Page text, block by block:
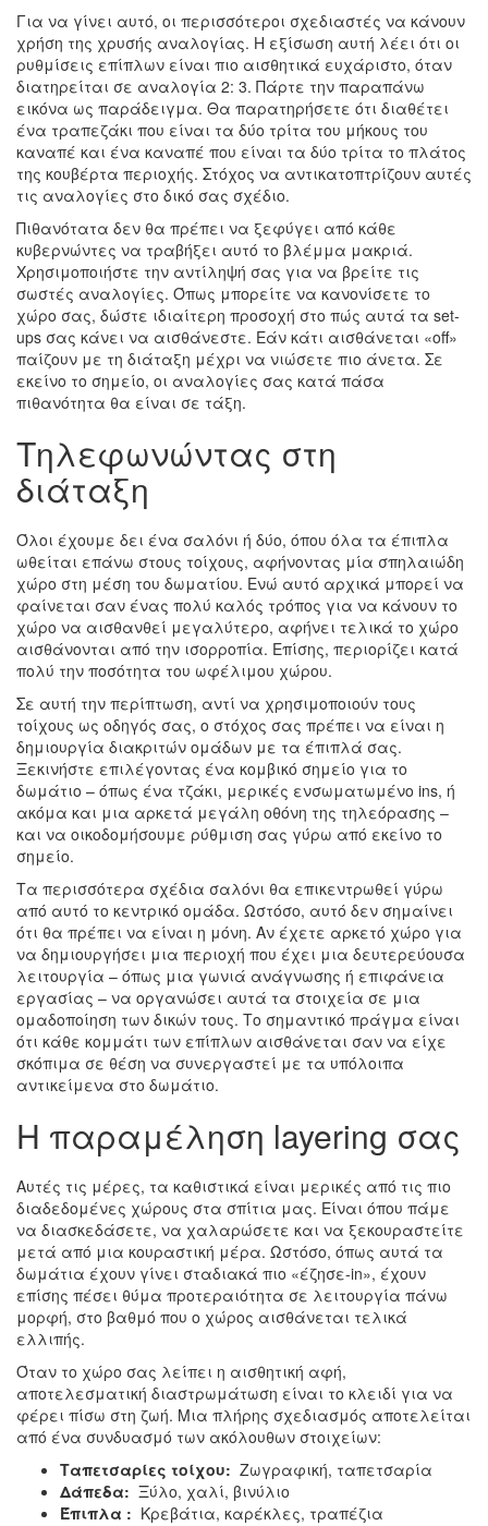
Για να γίνει αυτό, οι περισσότεροι σχεδιαστές να κάνουν
χρήση της χρυσής αναλογίας. Η εξίσωση αυτή λέει ότι οι
ρυθμίσεις επίπλων είναι πιο αισθητικά ευχάριστο, όταν
διατηρείται σε αναλογία 2: 3. Πάρτε την παραπάνω
εικόνα ως παράδειγμα. Θα παρατηρήσετε ότι διαθέτει
ένα τραπεζάκι που είναι τα δύο τρίτα του μήκους του
καναπέ και ένα καναπέ που είναι τα δύο τρίτα το πλάτος
της κουβέρτα περιοχής. Στόχος να αντικατοπτρίζουν αυτές
τις αναλογίες στο δικό σας σχέδιο.
Πιθανότατα δεν θα πρέπει να ξεφύγει από κάθε
κυβερνώντες να τραβήξει αυτό το βλέμμα μακριά.
Χρησιμοποιήστε την αντίληψή σας για να βρείτε τις
σωστές αναλογίες. Όπως μπορείτε να κανονίσετε το
χώρο σας, δώστε ιδιαίτερη προσοχή στο πώς αυτά τα set-
ups σας κάνει να αισθάνεστε. Εάν κάτι αισθάνεται «off»
παίζουν με τη διάταξη μέχρι να νιώσετε πιο άνετα. Σε
εκείνο το σημείο, οι αναλογίες σας κατά πάσα
πιθανότητα θα είναι σε τάξη.
Τηλεφωνώντας στη
διάταξη
Όλοι έχουμε δει ένα σαλόνι ή δύο, όπου όλα τα έπιπλα
ωθείται επάνω στους τοίχους, αφήνοντας μία σπηλαιώδη
χώρο στη μέση του δωματίου. Ενώ αυτό αρχικά μπορεί να
φαίνεται σαν ένας πολύ καλός τρόπος για να κάνουν το
χώρο να αισθανθεί μεγαλύτερο, αφήνει τελικά το χώρο
αισθάνονται από την ισορροπία. Επίσης, περιορίζει κατά
πολύ την ποσότητα του ωφέλιμου χώρου.
Σε αυτή την περίπτωση, αντί να χρησιμοποιούν τους
τοίχους ως οδηγός σας, ο στόχος σας πρέπει να είναι η
δημιουργία διακριτών ομάδων με τα έπιπλά σας.
Ξεκινήστε επιλέγοντας ένα κομβικό σημείο για το
δωμάτιο – όπως ένα τζάκι, μερικές ενσωματωμένο ins, ή
ακόμα και μια αρκετά μεγάλη οθόνη της τηλεόρασης –
και να οικοδομήσουμε ρύθμιση σας γύρω από εκείνο το
σημείο.
Τα περισσότερα σχέδια σαλόνι θα επικεντρωθεί γύρω
από αυτό το κεντρικό ομάδα. Ωστόσο, αυτό δεν σημαίνει
ότι θα πρέπει να είναι η μόνη. Αν έχετε αρκετό χώρο για
να δημιουργήσει μια περιοχή που έχει μια δευτερεύουσα
λειτουργία – όπως μια γωνιά ανάγνωσης ή επιφάνεια
εργασίας – να οργανώσει αυτά τα στοιχεία σε μια
ομαδοποίηση των δικών τους. Το σημαντικό πράγμα είναι
ότι κάθε κομμάτι των επίπλων αισθάνεται σαν να είχε
σκόπιμα σε θέση να συνεργαστεί με τα υπόλοιπα
αντικείμενα στο δωμάτιο.
Η παραμέληση layering σας
Αυτές τις μέρες, τα καθιστικά είναι μερικές από τις πιο
διαδεδομένες χώρους στα σπίτια μας. Είναι όπου πάμε
να διασκεδάσετε, να χαλαρώσετε και να ξεκουραστείτε
μετά από μια κουραστική μέρα. Ωστόσο, όπως αυτά τα
δωμάτια έχουν γίνει σταδιακά πιο «έζησε-in», έχουν
επίσης πέσει θύμα προτεραιότητα σε λειτουργία πάνω
μορφή, στο βαθμό που ο χώρος αισθάνεται τελικά
ελλιπής.
Όταν το χώρο σας λείπει η αισθητική αφή,
αποτελεσματική διαστρωμάτωση είναι το κλειδί για να
φέρει πίσω στη ζωή. Μια πλήρης σχεδιασμός αποτελείται
από ένα συνδυασμό των ακόλουθων στοιχείων:
Ταπετσαρίες τοίχου: Ζωγραφική, ταπετσαρία
Δάπεδα: Ξύλο, χαλί, βινύλιο
Έπιπλα : Κρεβάτια, καρέκλες, τραπέζια